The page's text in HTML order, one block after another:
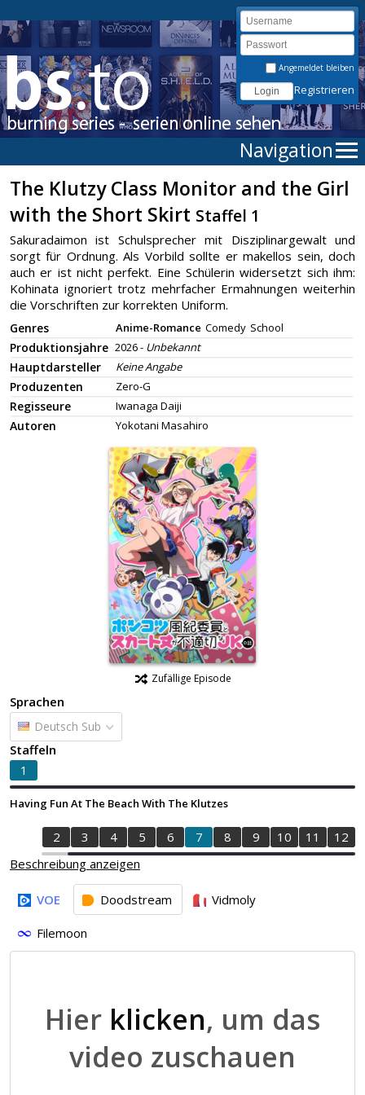
Angemeldet bleiben
Registrieren
Navigation
The Klutzy Class Monitor and the Girl
with the Short Skirt Staffel 1
Sakuradaimon ist Schulsprecher mit Disziplinargewalt und
sorgt für Ordnung. Als Vorbild sollte er makellos sein, doch
auch er ist nicht perfekt. Eine Schülerin widersetzt sich ihm:
Kohinata ignoriert trotz mehrfacher Ermahnungen weiterhin
die Vorschriften zur korrekten Uniform.
Genres Anime-Romance Comedy School
Produktionsjahre 2026 - Unbekannt
Hauptdarsteller Keine Angabe
Produzenten Zero-G
Regisseure Iwanaga Daiji
Autoren Yokotani Masahiro
Zufällige Episode
Sprachen
Deutsch Sub
Staffeln
1
Having Fun At The Beach With The Klutzes
2 3 4 5 6 7 8 9 10 11
12
Beschreibung anzeigen
VOE Doodstream Vidmoly
Filemoon
Hier klicken, um das
video zuschauen